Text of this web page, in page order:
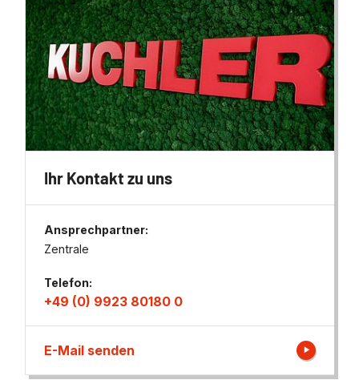
Ihr Kontakt zu uns
Ansprechpartner:
Zentrale
Telefon:
+49 (0) 9923 80180 0
E-Mail senden